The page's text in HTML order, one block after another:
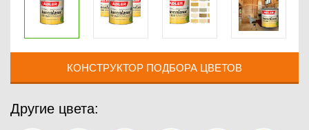
КОНСТРУКТОР ПОДБОРА ЦВЕТОВ
Другие цвета: